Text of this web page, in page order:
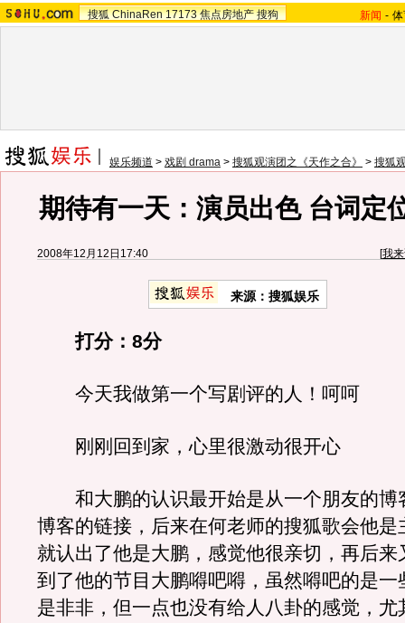
搜狐 ChinaRen 17173 焦点房地产 搜狗 新闻 -
娱乐频道 > 戏剧 drama > 搜狐观演团之《天作之合》 > 搜狐
期待有一天：演员出色 台词定
2008年12月12日17:40 [我
来源：搜狐娱乐
打分：8分
今天我做第一个写剧评的人！呵呵
刚刚回到家，心里很激动很开心
和大鹏的认识最开始是从一个朋友的博
博客的链接，后来在何老师的搜狐歌会他是
就认出了他是大鹏，感觉他很亲切，再后来
到了他的节目大鹏嘚吧嘚，虽然嘚吧的是一
是非非，但一点也没有给人八卦的感觉，尤